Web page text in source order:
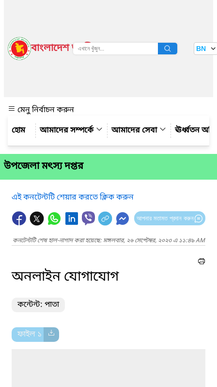
বাংলাদেশ জাতীয় তথ্য বাতায়ন BN
মেনু নির্বাচন করুন
আমাদের সম্পর্কে
আমাদের সেবা ঊর্ধ্বতন
উপজেলা মৎস্য দপ্তর
এই কনটেন্টটি শেয়ার করতে ক্লিক করুন
আপনার মতামত প্রদান করুন
কনটেন্টটি শেষ হাল-নাগাদ করা হয়েছে: মঙ্গলবার, ২৬ সেপ্টেম্বর, ২০২৩ এ ১১:৪৯ AM
অনলাইন যোগাযোগ
কন্টেন্ট: পাতা
ফাইল ১